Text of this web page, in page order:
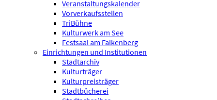
Veranstaltungskalender
Vorverkaufsstellen
TriBühne
Kulturwerk am See
Festsaal am Falkenberg
Einrichtungen und Institutionen
Stadtarchiv
Kulturträger
Kulturpreisträger
Stadtbücherei